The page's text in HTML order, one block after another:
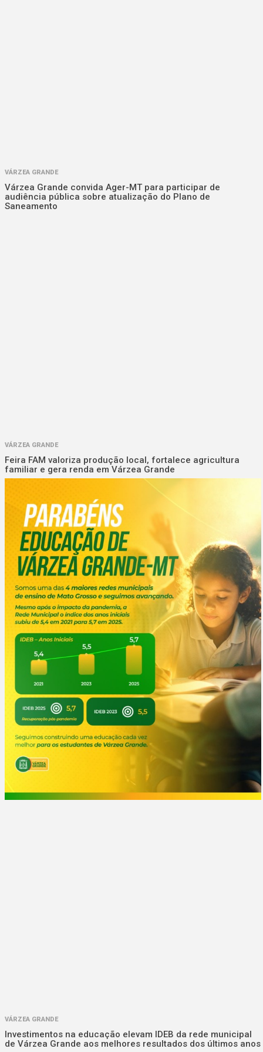
VÁRZEA GRANDE
Várzea Grande convida Ager-MT para participar de
audiência pública sobre atualização do Plano de
Saneamento
VÁRZEA GRANDE
Feira FAM valoriza produção local, fortalece agricultura
familiar e gera renda em Várzea Grande
VÁRZEA GRANDE
Investimentos na educação elevam IDEB da rede municipal
de Várzea Grande aos melhores resultados dos últimos anos